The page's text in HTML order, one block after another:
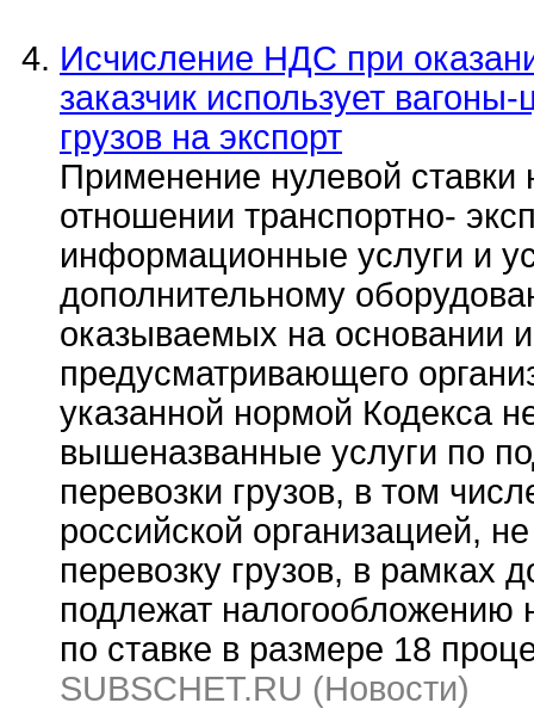
Исчисление НДС при
заказчик использует
грузов на экспорт
Применение нулевой ставки
отношении транспортно-
информационные услуги и
дополнительному
оказываемых на основании
предусматривающего
указанной нормой Кодекса
вышеназванные услуги по
перевозки грузов, в том
российской организацией,
перевозку грузов, в рамках
подлежат налогообложению
по ставке в размере 18
SUBSCHET.RU (Новости)